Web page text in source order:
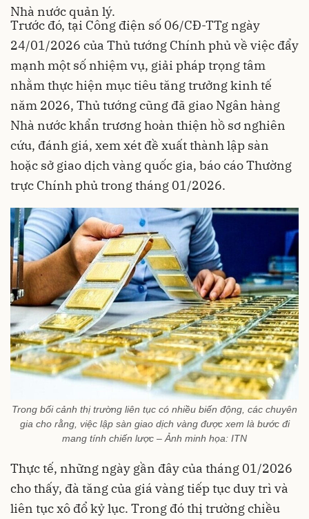
Nhà nước quản lý.
Trước đó, tại Công điện số 06/CĐ-TTg ngày
24/01/2026 của Thủ tướng Chính phủ về việc đẩy
mạnh một số nhiệm vụ, giải pháp trọng tâm
nhằm thực hiện mục tiêu tăng trưởng kinh tế
năm 2026, Thủ tướng cũng đã giao Ngân hàng
Nhà nước khẩn trương hoàn thiện hồ sơ nghiên
cứu, đánh giá, xem xét đề xuất thành lập sàn
hoặc sở giao dịch vàng quốc gia, báo cáo Thường
trực Chính phủ trong tháng 01/2026.
Trong bối cảnh thị trường liên tục có nhiều biến động, các chuyên
gia cho rằng, việc lập sàn giao dịch vàng được xem là bước đi
mang tính chiến lược – Ảnh minh họa: ITN
Thực tế, những ngày gần đây của tháng 01/2026
cho thấy, đà tăng của giá vàng tiếp tục duy trì và
liên tục xô đổ kỷ lục. Trong đó thị trường chiều